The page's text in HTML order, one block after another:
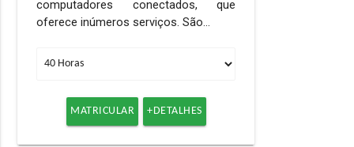
computadores conectados, que
oferece inúmeros serviços. São…
MATRICULAR +DETALHES